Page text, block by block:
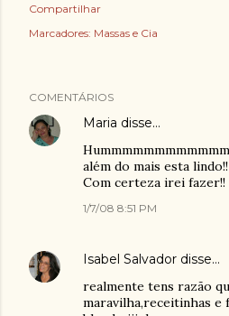
Compartilhar
Marcadores: Massas e Cia
COMENTÁRIOS
Maria disse…
além do mais esta lindo!!
Com certeza irei fazer!!
1/7/08 8:51 PM
Isabel Salvador disse…
realmente tens razão
maravilha,receitinhas e